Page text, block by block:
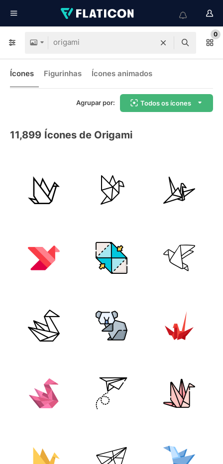
0
Ícones Figurinhas Ícones animados
Agrupar por: Todos os ícones
11,899 Ícones de Origami